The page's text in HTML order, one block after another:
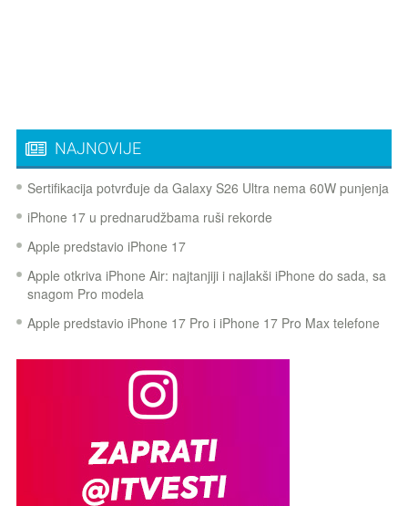
NAJNOVIJE
Sertifikacija potvrđuje da Galaxy S26 Ultra nema 60W punjenja
iPhone 17 u prednarudžbama ruši rekorde
Apple predstavio iPhone 17
Apple otkriva iPhone Air: najtanjiji i najlakši iPhone do sada, sa
snagom Pro modela
Apple predstavio iPhone 17 Pro i iPhone 17 Pro Max telefone